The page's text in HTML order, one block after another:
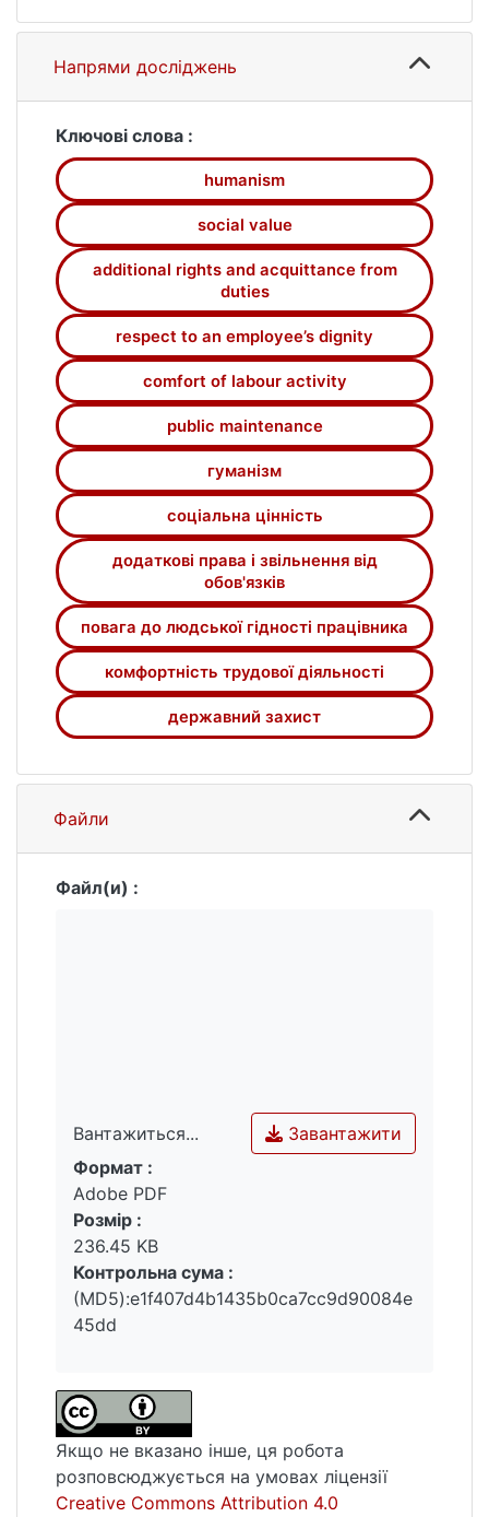
трудового права. Запропоноване поняття
принципу гуманізму в трудовому праві.
Також показано, як реалізація принципу
впливає на ефективність цієї галузі,
утвердження в правосвідомості людини
його соціальної цінності, прояву в
законодавстві поваги до нього,
дотримання прав, свобод і інтересів.
Напрями досліджень
Ключові слова :
humanism
social value
additional rights and acquittance from
duties
respect to an employee’s dignity
comfort of labour activity
public maintenance
гуманізм
соціальна цінність
додаткові права і звільнення від
обов'язків
повага до людської гідності працівника
комфортність трудової діяльності
державний захист
Файли
Файл(и) :
Вантажиться...
Вантажиться...
Завантажити
Формат :
Adobe PDF
Розмір :
236.45 KB
Контрольна сума :
(MD5):e1f407d4b1435b0ca7cc9d90084e
45dd
Якщо не вказано інше, ця робота
розповсюджується на умовах ліцензії
Creative Commons Attribution 4.0